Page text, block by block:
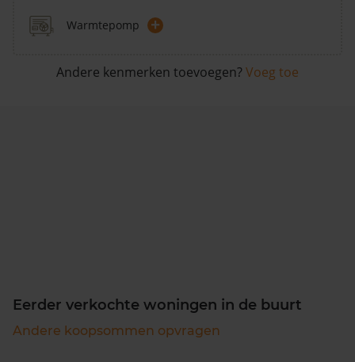
Warmtepomp +
Andere kenmerken toevoegen? Voeg toe
Eerder verkochte woningen in de buurt
Andere koopsommen opvragen